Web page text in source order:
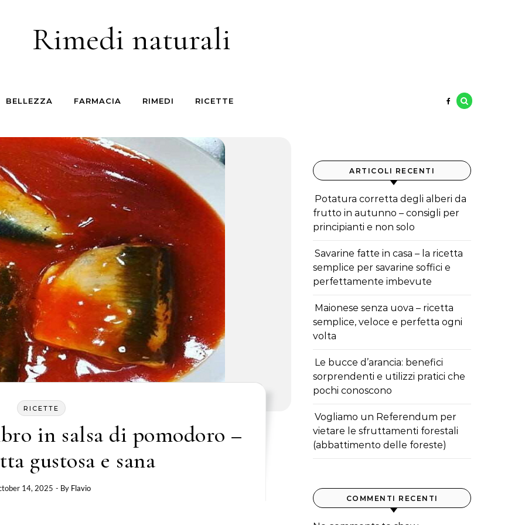
Rimedi naturali
BELLEZZA FARMACIA RIMEDI RICETTE
RICETTE
in salsa di pomodoro –
gustosa e sana
14, 2025 - By Flavio
ARTICOLI RECENTI
Potatura corretta degli alberi da
frutto in autunno – consigli per
principianti e non solo
Savarine fatte in casa – la ricetta
semplice per savarine soffici e
perfettamente imbevute
Maionese senza uova – ricetta
semplice, veloce e perfetta ogni
volta
Le bucce d’arancia: benefici
sorprendenti e utilizzi pratici che
pochi conoscono
Vogliamo un Referendum per
vietare le sfruttamenti forestali
(abbattimento delle foreste)
COMMENTI RECENTI